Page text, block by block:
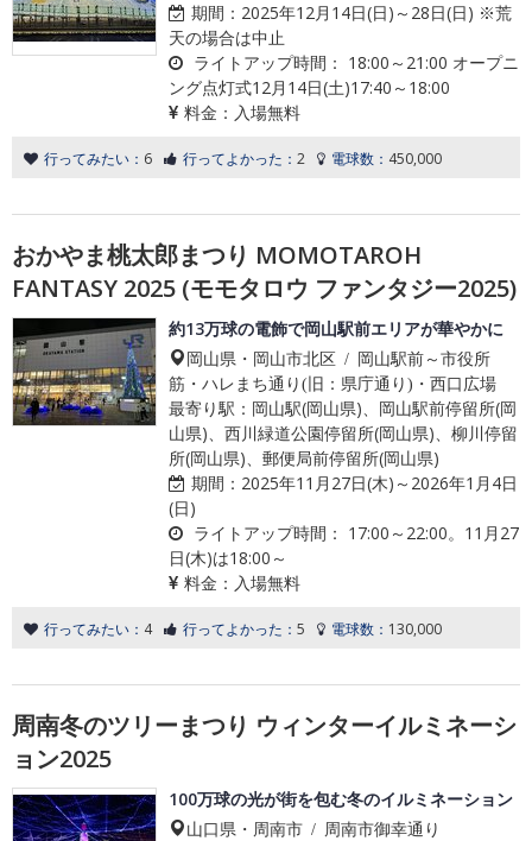
期間： 2025年12月14日(日)～28日(日) ※荒
天の場合は中止
ライトアップ時間： 18:00～21:00 オープニ
ング点灯式12月14日(土)17:40～18:00
料金： 入場無料
行ってみたい： 6 行ってよかった： 2 電球数： 450,000
おかやま桃太郎まつり MOMOTAROH
FANTASY 2025 (モモタロウ ファンタジー2025)
約13万球の電飾で岡山駅前エリアが華やかに
岡山県・岡山市北区 / 岡山駅前～市役所
筋・ハレまち通り(旧：県庁通り)・西口広場
最寄り駅：岡山駅(岡山県)、岡山駅前停留所(岡
山県)、西川緑道公園停留所(岡山県)、柳川停留
所(岡山県)、郵便局前停留所(岡山県)
期間： 2025年11月27日(木)～2026年1月4日
(日)
ライトアップ時間： 17:00～22:00。11月27
日(木)は18:00～
料金： 入場無料
行ってみたい： 4 行ってよかった： 5 電球数： 130,000
周南冬のツリーまつり ウィンターイルミネーシ
ョン2025
100万球の光が街を包む冬のイルミネーション
山口県・周南市 / 周南市御幸通り